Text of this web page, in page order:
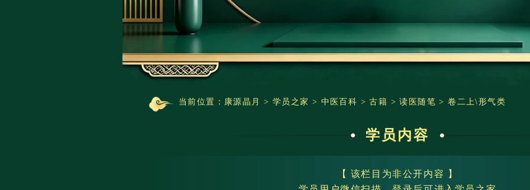
当前位置： 康源晶月 > 学员之家 > 中医百科 >古籍 >读医随笔 >卷二上\形气类
学员内容
【 该栏目为非公开内容 】